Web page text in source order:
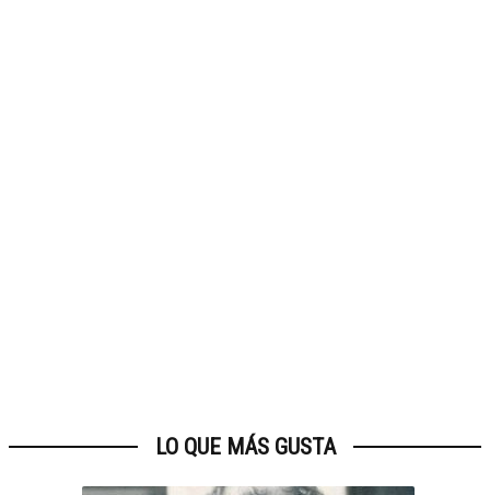
LO QUE MÁS GUSTA